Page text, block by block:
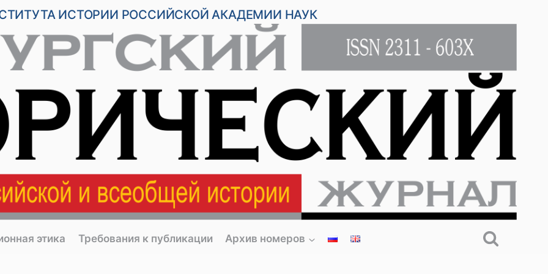
ИСТОРИИ РОССИЙСКОЙ АКАДЕМИИ НАУК
этика Требования к публикации Архив номеров